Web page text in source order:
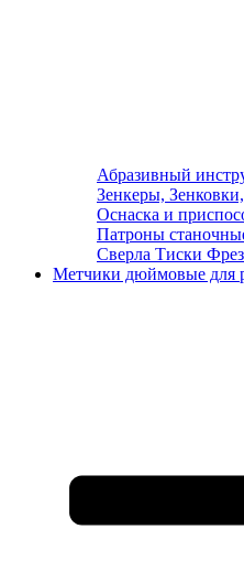
Абразивный
Зенкеры,
Оснаска и
Патроны
Сверла Тиски
Метчики дюймовые для